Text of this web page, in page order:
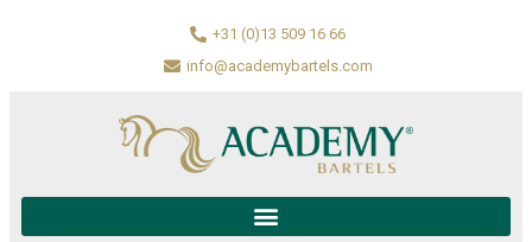
+31 (0)13 509 16 66
info@academybartels.com